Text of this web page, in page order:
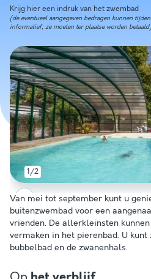
Krijg hier een indruk van het zwembad
(de eventueel aangegeven bedragen kunnen
informatief; ze moeten ter plaatse worden betaald)
1/2
Van mei tot september kunt u
buitenzwembad voor een
vrienden. De allerkleinsten
vermaken in het pierenbad. U kunt
bubbelbad en de zwanenhals.